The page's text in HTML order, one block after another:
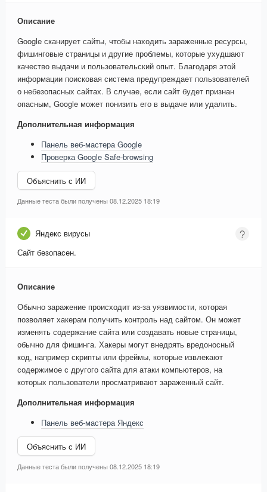
Описание
Google сканирует сайты, чтобы находить зараженные ресурсы,
фишинговые страницы и другие проблемы, которые ухудшают
качество выдачи и пользовательский опыт. Благодаря этой
информации поисковая система предупреждает пользователей
о небезопасных сайтах. В случае, если сайт будет признан
опасным, Google может понизить его в выдаче или удалить.
Дополнительная информация
Панель веб-мастера Google
Проверка Google Safe-browsing
Объяснить с ИИ
Данные теста были получены 08.12.2025 18:19
Яндекс вирусы
Сайт безопасен.
Описание
Обычно заражение происходит из-за уязвимости, которая
позволяет хакерам получить контроль над сайтом. Он может
изменять содержание сайта или создавать новые страницы,
обычно для фишинга. Хакеры могут внедрять вредоносный
код, например скрипты или фреймы, которые извлекают
содержимое с другого сайта для атаки компьютеров, на
которых пользователи просматривают зараженный сайт.
Дополнительная информация
Панель веб-мастера Яндекс
Объяснить с ИИ
Данные теста были получены 08.12.2025 18:19